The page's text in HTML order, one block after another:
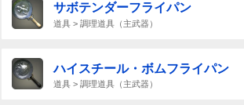
サボテンダーフライパン
道具 > 調理道具（主武器）
ハイスチール・ボムフライパン
道具 > 調理道具（主武器）